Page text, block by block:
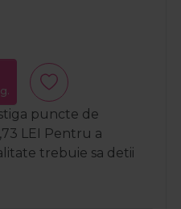
puncte de
LEI Pentru a
trebuie sa detii